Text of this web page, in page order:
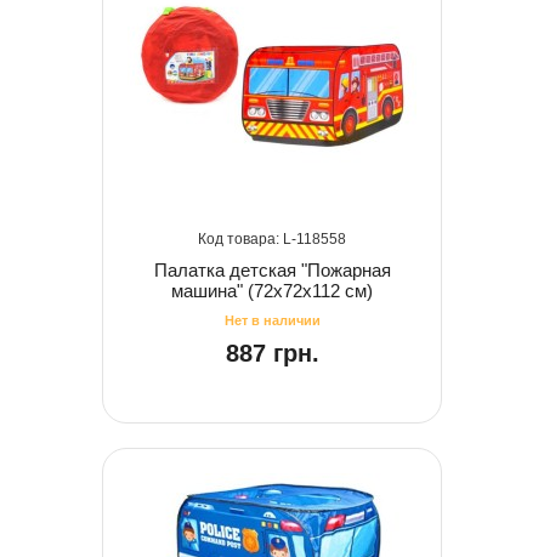
118558
Палатка детская "Пожарная
машина" (72х72х112 см)
887 грн.